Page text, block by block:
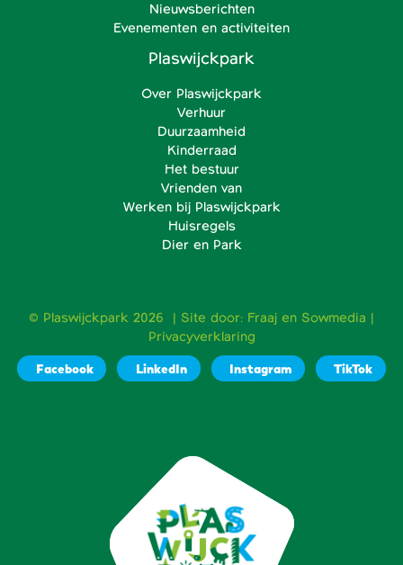
Nieuwsberichten
Evenementen en activiteiten
Plaswijckpark
Over Plaswijckpark
Verhuur
Duurzaamheid
Kinderraad
Het bestuur
Vrienden van
Werken bij Plaswijckpark
Huisregels
Dier en Park
© Plaswijckpark 2026 | Site door: Fraaj en Sowmedia |
Privacyverklaring
Facebook
LinkedIn Instagram TikTok